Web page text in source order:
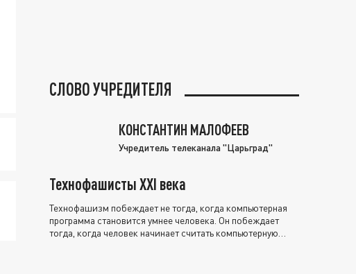
СЛОВО УЧРЕДИТЕЛЯ
КОНСТАНТИН МАЛОФЕЕВ
Учредитель телеканала "Царьград"
Технофашисты XXI века
Технофашизм побеждает не тогда, когда компьютерная
программа становится умнее человека. Он побеждает
тогда, когда человек начинает считать компьютерную